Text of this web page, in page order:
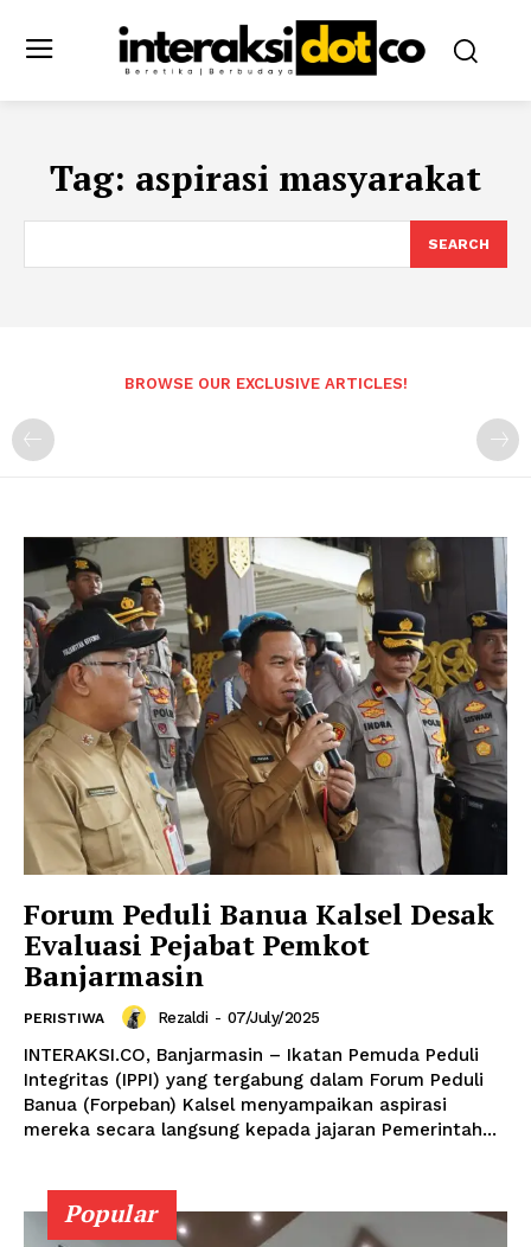
Tag: aspirasi masyarakat
SEARCH
BROWSE OUR EXCLUSIVE ARTICLES!
Forum Peduli Banua Kalsel Desak
Evaluasi Pejabat Pemkot
Banjarmasin
PERISTIWA Rezaldi - 07/July/2025
INTERAKSI.CO, Banjarmasin – Ikatan Pemuda Peduli
Integritas (IPPI) yang tergabung dalam Forum Peduli
Banua (Forpeban) Kalsel menyampaikan aspirasi
mereka secara langsung kepada jajaran Pemerintah...
Popular